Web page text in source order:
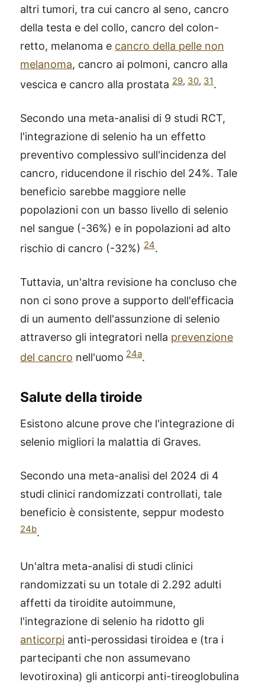
altri tumori, tra cui cancro al seno, cancro
della testa e del collo, cancro del colon-
retto, melanoma e cancro della pelle non
melanoma, cancro ai polmoni, cancro alla
vescica e cancro alla prostata 29, 30, 31.
Secondo una meta-analisi di 9 studi RCT,
l'integrazione di selenio ha un effetto
preventivo complessivo sull'incidenza del
cancro, riducendone il rischio del 24%. Tale
beneficio sarebbe maggiore nelle
popolazioni con un basso livello di selenio
nel sangue (-36%) e in popolazioni ad alto
rischio di cancro (-32%) 24.
Tuttavia, un'altra revisione ha concluso che
non ci sono prove a supporto dell'efficacia
di un aumento dell'assunzione di selenio
attraverso gli integratori nella prevenzione
del cancro nell'uomo 24a.
Salute della tiroide
Esistono alcune prove che l'integrazione di
selenio migliori la malattia di Graves.
Secondo una meta-analisi del 2024 di 4
studi clinici randomizzati controllati, tale
beneficio è consistente, seppur modesto
24b.
Un'altra meta-analisi di studi clinici
randomizzati su un totale di 2.292 adulti
affetti da tiroidite autoimmune,
l'integrazione di selenio ha ridotto gli
anticorpi anti-perossidasi tiroidea e (tra i
partecipanti che non assumevano
levotiroxina) gli anticorpi anti-tireoglobulina